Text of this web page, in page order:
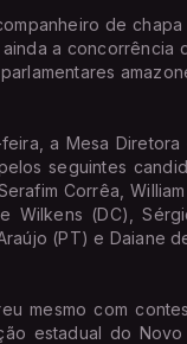
de
ainda a
a Mesa
seguintes
Corrêa,
Wilkens (DC),
(PT) e Daiane
mesmo com
estadual do